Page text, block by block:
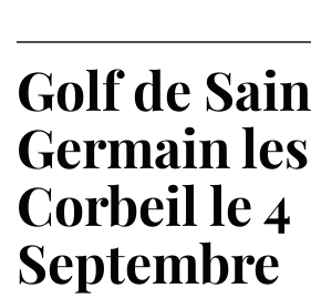
Golf de
Germain les
Corbeil le 4
Septembre